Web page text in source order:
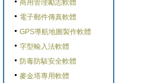
商用管理勵志軟體
電子郵件傳真軟體
GPS導航地圖製作軟體
字型輸入法軟體
防毒防駭安全軟體
麥金塔專用軟體